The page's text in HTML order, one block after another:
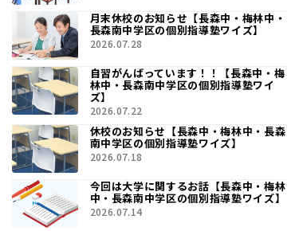
月末休校のお知らせ【長森中・梅林中・
長森南中学区の個別指導塾ワイズ】
2026.07.28
自習がんばっています！！【長森中・梅
林中・長森南中学区の個別指導塾ワイ
ズ】
2026.07.22
休校のお知らせ【長森中・梅林中・長森
南中学区の個別指導塾ワイズ】
2026.07.18
今回は大学に関するお話【長森中・梅林
中・長森南中学区の個別指導塾ワイズ】
2026.07.14